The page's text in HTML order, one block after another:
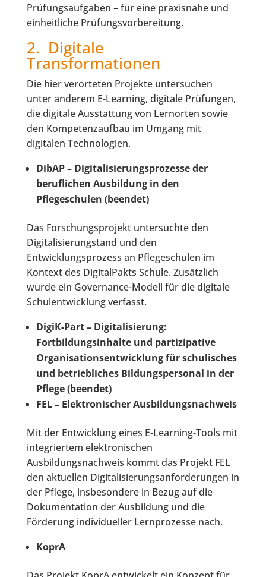
Prüfungsaufgaben – für eine praxisnahe und
einheitliche Prüfungsvorbereitung.
2. Digitale
Transformationen
Die hier verorteten Projekte untersuchen
unter anderem E-Learning, digitale Prüfungen,
die digitale Ausstattung von Lernorten sowie
den Kompetenzaufbau im Umgang mit
digitalen Technologien.
DibAP – Digitalisierungsprozesse der
beruflichen Ausbildung in den
Pflegeschulen (beendet)
Das Forschungsprojekt untersuchte den
Digitalisierungstand und den
Entwicklungsprozess an Pflegeschulen im
Kontext des DigitalPakts Schule. Zusätzlich
wurde ein Governance-Modell für die digitale
Schulentwicklung verfasst.
DigiK-Part – Digitalisierung:
Fortbildungsinhalte und partizipative
Organisationsentwicklung für schulisches
und betriebliches Bildungspersonal in der
Pflege (beendet)
FEL – Elektronischer Ausbildungsnachweis
Mit der Entwicklung eines E-Learning-Tools mit
integriertem elektronischen
Ausbildungsnachweis kommt das Projekt FEL
den aktuellen Digitalisierungsanforderungen in
der Pflege, insbesondere in Bezug auf die
Dokumentation der Ausbildung und die
Förderung individueller Lernprozesse nach.
KoprA